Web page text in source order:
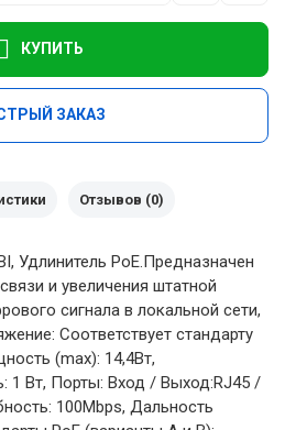
КУПИТЬ
ЗАКАЗ
Отзывов (0)
Удлинитель PoE.Предназначен
и увеличения штатной
сигнала в локальной сети,
Соответствует стандарту
(max): 14,4Вт,
1 Вт, Порты: Вход / Выход:RJ45 /
100Mbps, Дальность